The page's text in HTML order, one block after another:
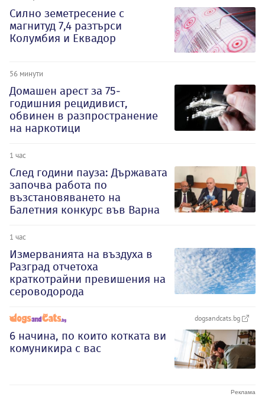
Силно земетресение с
магнитуд 7,4 разтърси
Колумбия и Еквадор
56 минути
Домашен арест за 75-
годишния рецидивист,
обвинен в разпространение
на наркотици
1 час
След години пауза: Държавата
започва работа по
възстановяването на
Балетния конкурс във Варна
1 час
Измерванията на въздуха в
Разград отчетоха
краткотрайни превишения на
сероводорода
dogsandcats.bg
6 начина, по които котката ви
комуникира с вас